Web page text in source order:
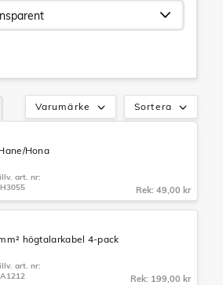
Sortera
Varumärke
Hona
art. nr:
Rek: 49,00 kr
högtalarkabel 4-pack
art. nr:
Rek: 199,00 kr